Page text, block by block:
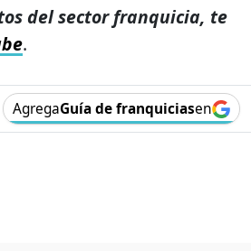
del sector franquicia, te
.
AgregaGuía de franquiciasen